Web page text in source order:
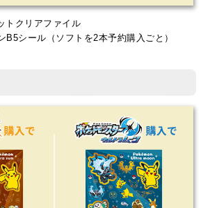
トクリアファイル
B5シール（ソフトを2本予約購入ごと）